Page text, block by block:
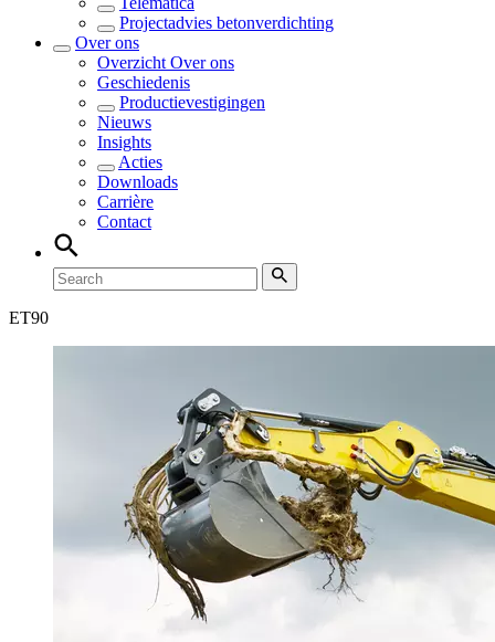
Projectadvies betonverdichting
Over ons
Overzicht Over ons
Geschiedenis
Productievestigingen
Nieuws
Insights
Acties
Downloads
Carrière
Contact
ET90